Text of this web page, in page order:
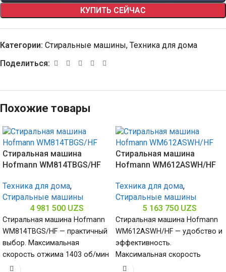
КУПИТЬ СЕЙЧАС
Категории: Стиральные машины, Техника для дома
Поделиться:
Похожие товары
Стиральная машина
Hofmann WM814TBGS/HF
Техника для дома,
Стиральные машины
4 981 500 UZS
Стиральная машина Hofmann
WM814TBGS/HF — практичный
выбор. Максимальная
скорость отжима 1403 об/мин
обеспечивает качественный
Стиральная машина
Hofmann WM612ASWH/HF
Техника для дома,
Стиральные машины
5 163 750 UZS
Стиральная машина Hofmann
WM612ASWH/HF — удобство и
эффективность.
Максимальная скорость
отжима 1200 об/мин